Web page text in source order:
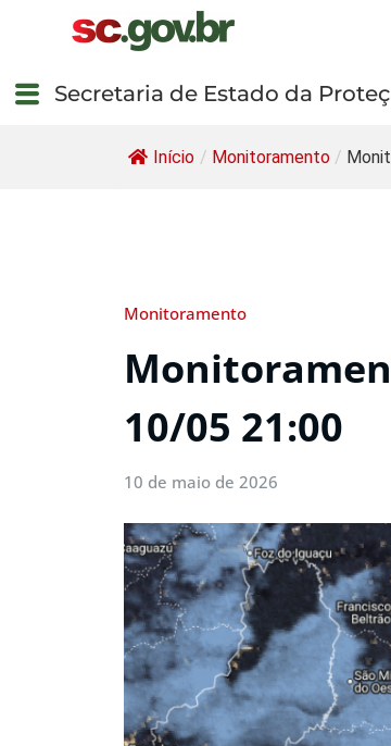
Secretaria de Estado da
Início / Monitoramento /
Monitoramento
10/05 21:00
10 de maio de 2026